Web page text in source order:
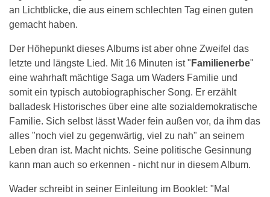
an Lichtblicke, die aus einem schlechten Tag einen guten
gemacht haben.
Der Höhepunkt dieses Albums ist aber ohne Zweifel das
letzte und längste Lied. Mit 16 Minuten ist " Familienerbe"
eine wahrhaft mächtige Saga um Waders Familie und
somit ein typisch autobiographischer Song. Er erzählt
balladesk Historisches über eine alte sozialdemokratische
Familie. Sich selbst lässt Wader fein außen vor, da ihm das
alles "noch viel zu gegenwärtig, viel zu nah" an seinem
Leben dran ist. Macht nichts. Seine politische Gesinnung
kann man auch so erkennen - nicht nur in diesem Album.
Wader schreibt in seiner Einleitung im Booklet: "Mal